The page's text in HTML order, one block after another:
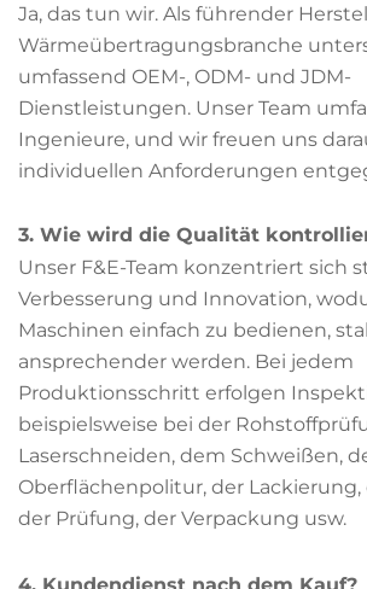
Ja, das tun wir. Als führender
Wärmeübertragungsbranche
umfassend OEM-, ODM- und JDM-
Dienstleistungen. Unser Team
Ingenieure, und wir freuen uns
individuellen Anforderungen
3. Wie wird die Qualität
Unser F&E-Team konzentriert sich
Verbesserung und Innovation,
Maschinen einfach zu bedienen,
ansprechender werden. Bei jedem
Produktionsschritt erfolgen
beispielsweise bei der
Laserschneiden, dem Schweißen,
Oberflächenpolitur, der
der Prüfung, der Verpackung usw.